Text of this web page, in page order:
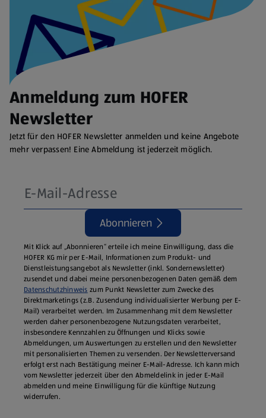
Anmeldung zum HOFER
Newsletter
Jetzt für den HOFER Newsletter anmelden und keine Angebote
mehr verpassen! Eine Abmeldung ist jederzeit möglich.
Abonnieren
Mit Klick auf „Abonnieren“ erteile ich meine Einwilligung, dass die
HOFER KG mir per E-Mail, Informationen zum Produkt- und
Dienstleistungsangebot als Newsletter (inkl. Sondernewsletter)
zusendet und dabei meine personenbezogenen Daten gemäß dem
Datenschutzhinweis zum Punkt Newsletter zum Zwecke des
Direktmarketings (z.B. Zusendung individualisierter Werbung per E-
Mail) verarbeitet werden. Im Zusammenhang mit dem Newsletter
werden daher personenbezogene Nutzungsdaten verarbeitet,
insbesondere Kennzahlen zu Öffnungen und Klicks sowie
Abmeldungen, um Auswertungen zu erstellen und den Newsletter
mit personalisierten Themen zu versenden. Der Newsletterversand
erfolgt erst nach Bestätigung meiner E-Mail-Adresse. Ich kann mich
vom Newsletter jederzeit über den Abmeldelink in jeder E‑Mail
abmelden und meine Einwilligung für die künftige Nutzung
widerrufen.